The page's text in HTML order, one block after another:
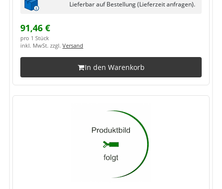
Lieferbar auf Bestellung (Lieferzeit anfragen).
91,46 €
pro 1 Stück
inkl. MwSt. zzgl. Versand
In den Warenkorb